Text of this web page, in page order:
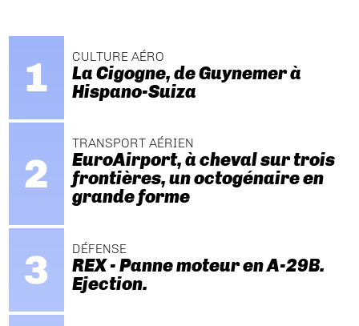
CULTURE AÉRO
La Cigogne, de Guynemer à
Hispano-Suiza
TRANSPORT AÉRIEN
EuroAirport, à cheval sur trois
frontières, un octogénaire en
grande forme
DÉFENSE
REX - Panne moteur en A-29B.
Ejection.